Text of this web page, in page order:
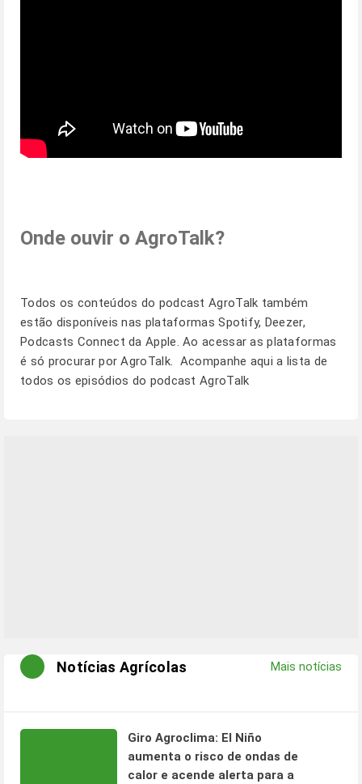
Onde ouvir o AgroTalk?
Todos os conteúdos do podcast AgroTalk também
estão disponíveis nas plataformas Spotify, Deezer,
Podcasts Connect da Apple. Ao acessar as plataformas
é só procurar por AgroTalk. Acompanhe aqui a lista de
todos os episódios do podcast AgroTalk
Notícias Agrícolas Mais notícias
Giro Agroclima: El Niño
aumenta o risco de ondas de
calor e acende alerta para a